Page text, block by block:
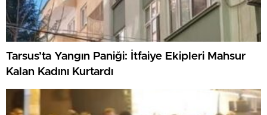
Tarsus’ta Yangın Paniği: İtfaiye Ekipleri Mahsur
Kalan Kadını Kurtardı